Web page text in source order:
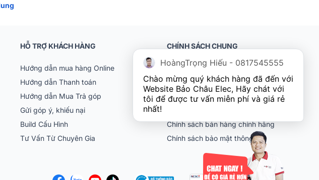
HỖ TRỢ KHÁCH HÀNG
Hướng dẫn mua hàng Online
Hướng dẫn Thanh toán
Hướng dẫn Mua Trả góp
Gửi góp ý, khiếu nại
Build Cấu Hình
Tư Vấn Từ Chuyên Gia
CHÍNH SÁCH CHUNG
Khách hàng doanh nghiệp (B2B)
Chính sách bảo hành
Chính sách đổi trả
Chính sách bán hàng chính hãng
Chính sách bảo mật thông tin
HoàngTrọng Hiếu - 0817545555
Chào mừng quý khách hàng đã đến với
Website Bảo Châu Elec, Hãy chát với
tôi để được tư vấn miễn phí và giá rẻ
nhất!